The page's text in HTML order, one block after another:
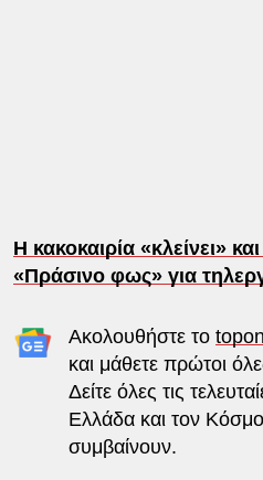
Η κακοκαιρία «κλείνει»
«Πράσινο φως» για
Ακολουθήστε το
και μάθετε πρώτοι
Δείτε όλες τις
Ελλάδα και τον
συμβαίνουν.